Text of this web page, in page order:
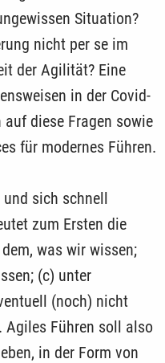
Situation?
nicht per se im
der Agilität? Eine
in der Covid-
diese Fragen sowie
für modernes Führen.
sich schnell
zum Ersten die
was wir wissen;
(c) unter
(noch) nicht
Führen soll also
in der Form von